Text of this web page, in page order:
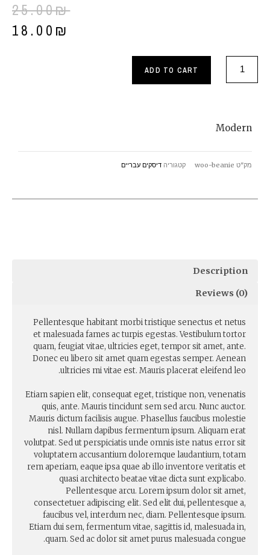
25.00₪
18.00 ₪
Modern
quantity
ADD TO CART
Modern
מק"ט woo-beanie קטגוריה דיסקים עבריים
Description
Reviews (0)
Pellentesque habitant morbi tristique senectus et netus
et malesuada fames ac turpis egestas. Vestibulum tortor
quam, feugiat vitae, ultricies eget, tempor sit amet, ante.
Donec eu libero sit amet quam egestas semper. Aenean
ultricies mi vitae est. Mauris placerat eleifend leo.
Etiam sapien elit, consequat eget, tristique non, venenatis
quis, ante. Mauris tincidunt sem sed arcu. Nunc auctor.
Mauris dictum facilisis augue. Phasellus faucibus molestie
nisl. Nullam dapibus fermentum ipsum. Aliquam erat
volutpat. Sed ut perspiciatis unde omnis iste natus error sit
voluptatem accusantium doloremque laudantium, totam
rem aperiam, eaque ipsa quae ab illo inventore veritatis et
quasi architecto beatae vitae dicta sunt explicabo.
Pellentesque arcu. Lorem ipsum dolor sit amet,
consectetuer adipiscing elit. Sed elit dui, pellentesque a,
faucibus vel, interdum nec, diam. Pellentesque ipsum.
Etiam dui sem, fermentum vitae, sagittis id, malesuada in,
quam. Sed ac dolor sit amet purus malesuada congue.